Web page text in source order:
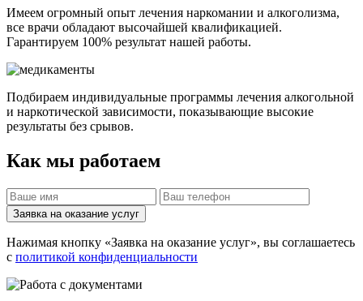
Имеем огромный опыт лечения наркомании и алкоголизма,
все врачи обладают высочайшей квалификацией.
Гарантируем 100% результат нашей работы.
Подбираем индивидуальные программы лечения алкогольной
и наркотической зависимости, показывающие высокие
результаты без срывов.
Как мы работаем
Заявка на оказание услуг
Нажимая кнопку «Заявка на оказание услуг», вы соглашаетесь
с политикой конфиденциальности